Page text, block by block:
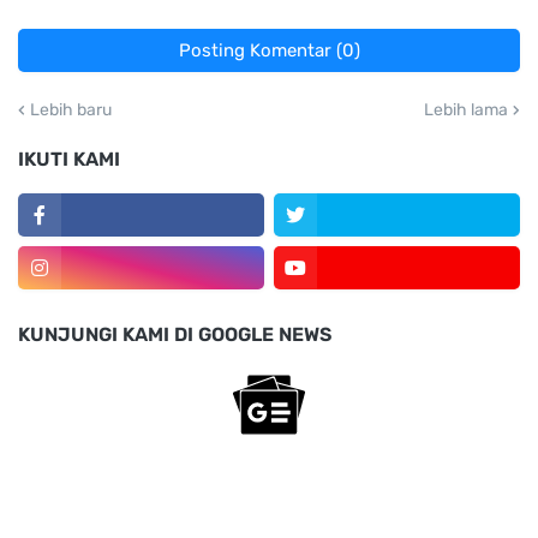
Posting Komentar (0)
Lebih baru Lebih lama
IKUTI KAMI
KUNJUNGI KAMI DI GOOGLE NEWS